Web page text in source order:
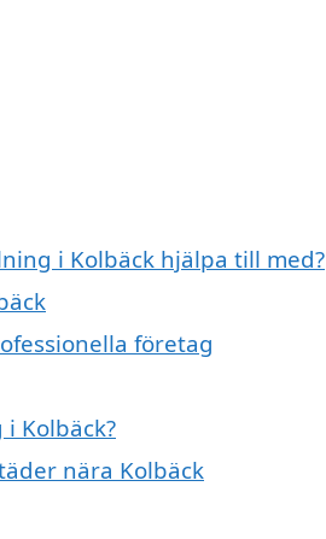
i Kolbäck hjälpa till med?
företag
Kolbäck?
nära Kolbäck